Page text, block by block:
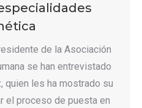
de la Asociación
se han entrevistado
quien les ha mostrado su
el proceso de puesta en